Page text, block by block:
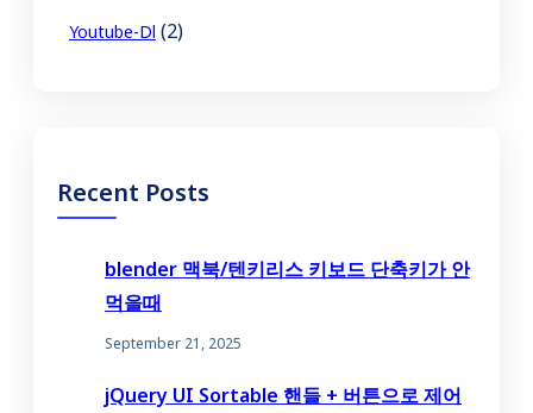
Youtube-Dl (2)
Recent Posts
blender 맥북/텐키리스 키보드 단축키가 안
먹을때
September 21, 2025
jQuery UI Sortable 핸들 + 버튼으로 제어